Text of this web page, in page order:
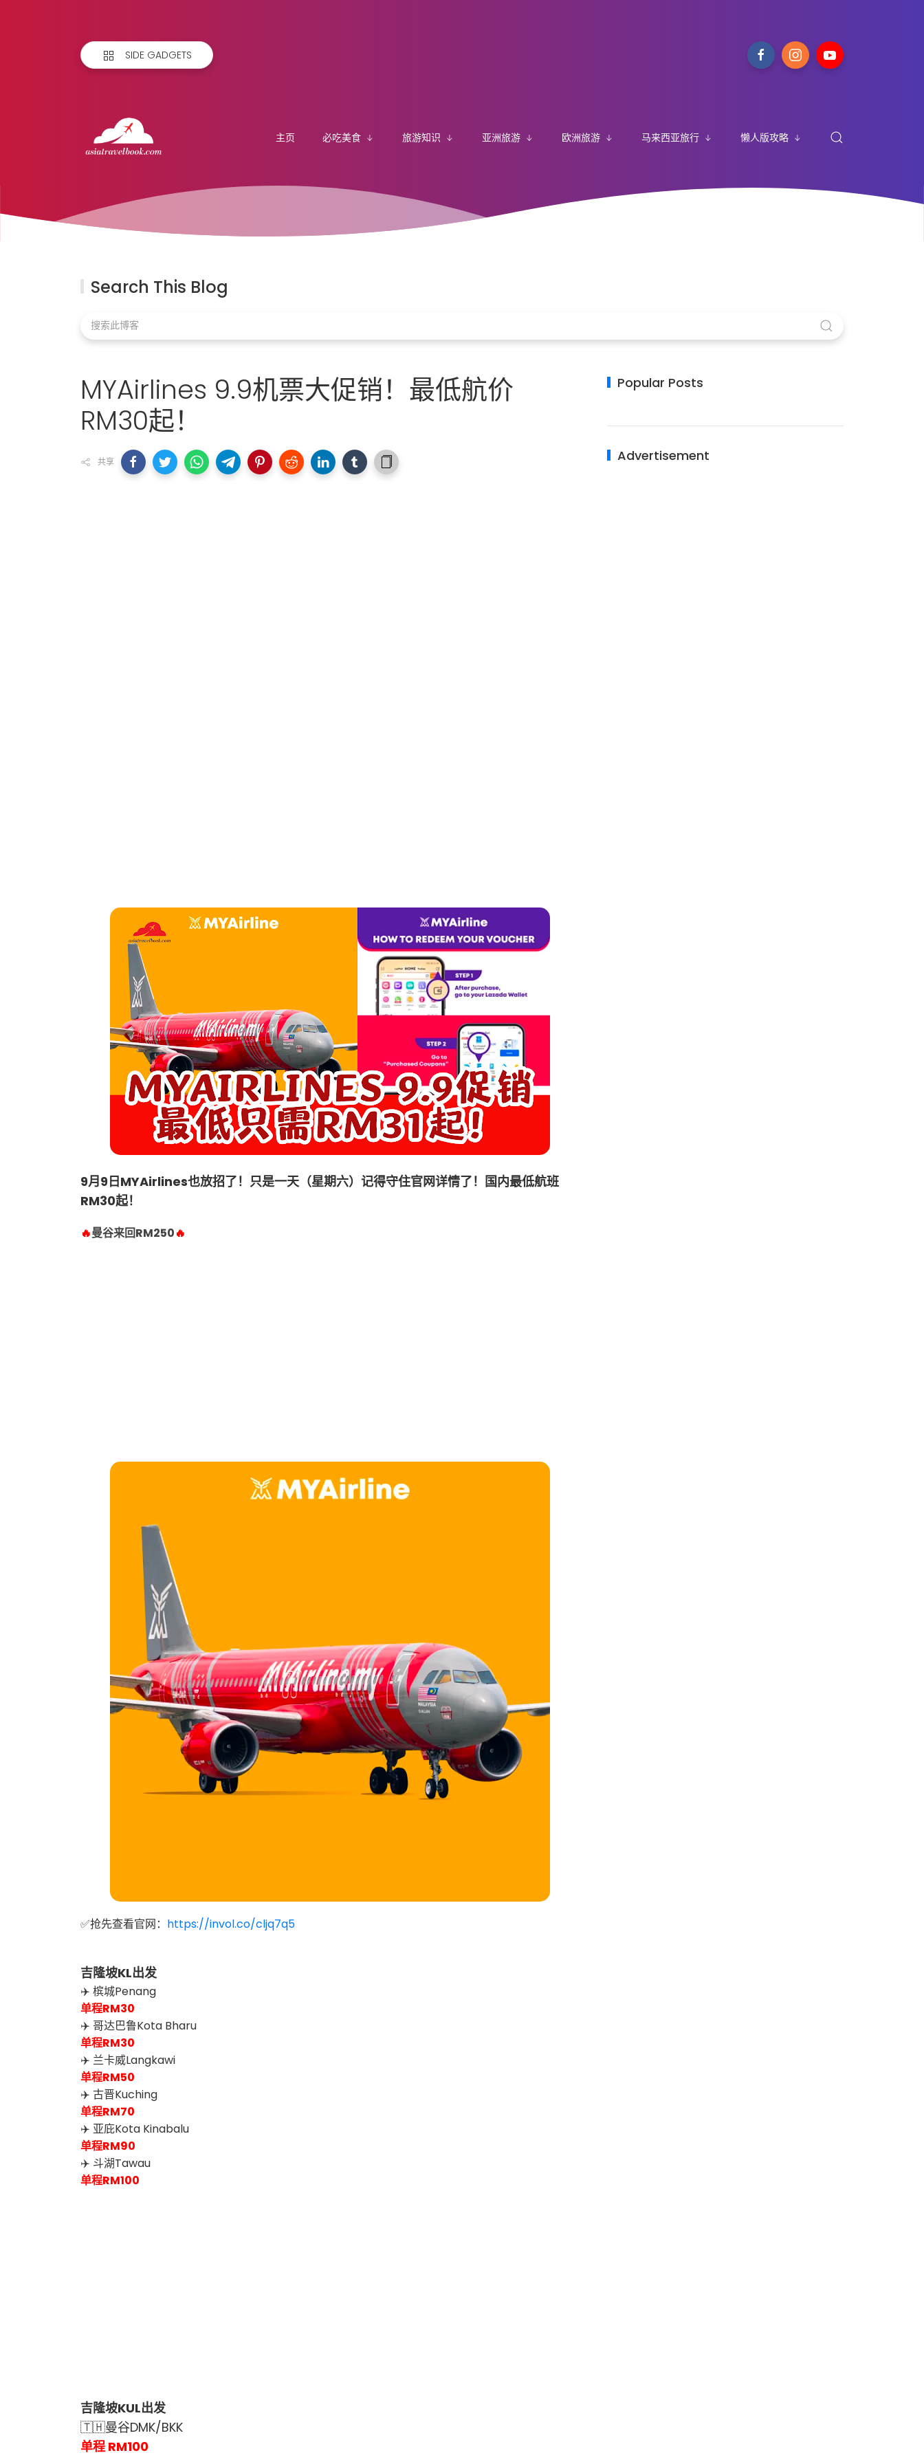
SIDE GADGETS
主页 必吃美食 旅游知识 亚洲旅游 欧洲旅游 马来西亚旅行 懒人版攻略
Search This Blog
MYAirlines 9.9机票大促销！最低航价
RM30起！
共享
9月9日MYAirlines也放招了！只是一天（星期六）记得守住官网详情了！ 国内最低航班
RM30起！
🔥曼谷来回RM250🔥
✅抢先查看官网： https://invol.co/cljq7q5
吉隆坡KL出发
✈️ 槟城Penang
单程RM30
✈️ 哥达巴鲁Kota Bharu
单程RM30
✈️ 兰卡威Langkawi
单程RM50
✈️ 古晋Kuching
单程RM70
✈️ 亚庇Kota Kinabalu
单程RM90
✈️ 斗湖Tawau
单程RM100
吉隆坡KUL出发
🇹🇭曼谷DMK/BKK
单程 RM100
Popular Posts
Advertisement